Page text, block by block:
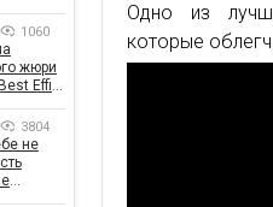
Одно из
которые
1060
жюри
Effie
3804
не